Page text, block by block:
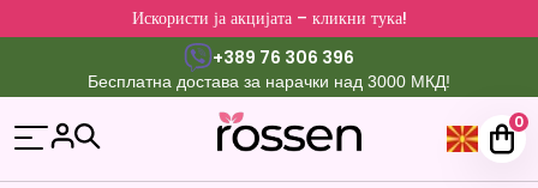
Искористи ја акцијата – кликни тука!
+389 76 306 396
Бесплатна достава за нарачки над 3000 МКД!
0